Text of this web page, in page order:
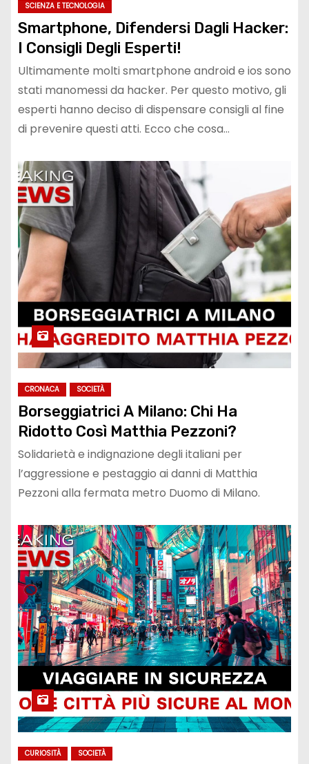
SCIENZA E TECNOLOGIA
Smartphone, Difendersi Dagli Hacker:
I Consigli Degli Esperti!
Ultimamente molti smartphone android e ios sono
stati manomessi da hacker. Per questo motivo, gli
esperti hanno deciso di dispensare consigli al fine
di prevenire questi atti. Ecco che cosa…
CRONACA SOCIETÀ
Borseggiatrici A Milano: Chi Ha
Ridotto Così Matthia Pezzoni?
Solidarietà e indignazione degli italiani per
l’aggressione e pestaggio ai danni di Matthia
Pezzoni alla fermata metro Duomo di Milano.
CURIOSITÀ SOCIETÀ